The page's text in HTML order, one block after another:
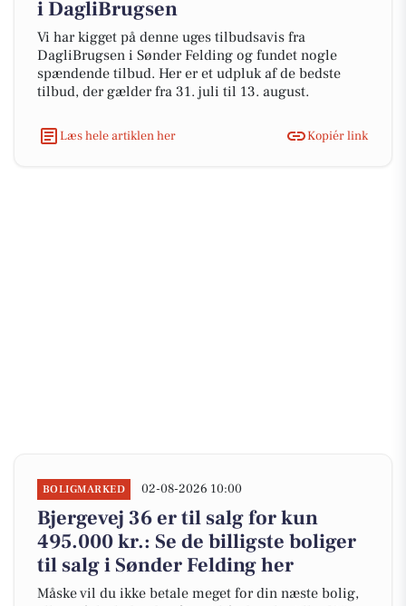
i DagliBrugsen
Vi har kigget på denne uges tilbudsavis fra
DagliBrugsen i Sønder Felding og fundet nogle
spændende tilbud. Her er et udpluk af de bedste
tilbud, der gælder fra 31. juli til 13. august.
Læs hele artiklen her Kopiér link
BOLIGMARKED 02-08-2026 10:00
Bjergevej 36 er til salg for kun
495.000 kr.: Se de billigste boliger
til salg i Sønder Felding her
Måske vil du ikke betale meget for din næste bolig,